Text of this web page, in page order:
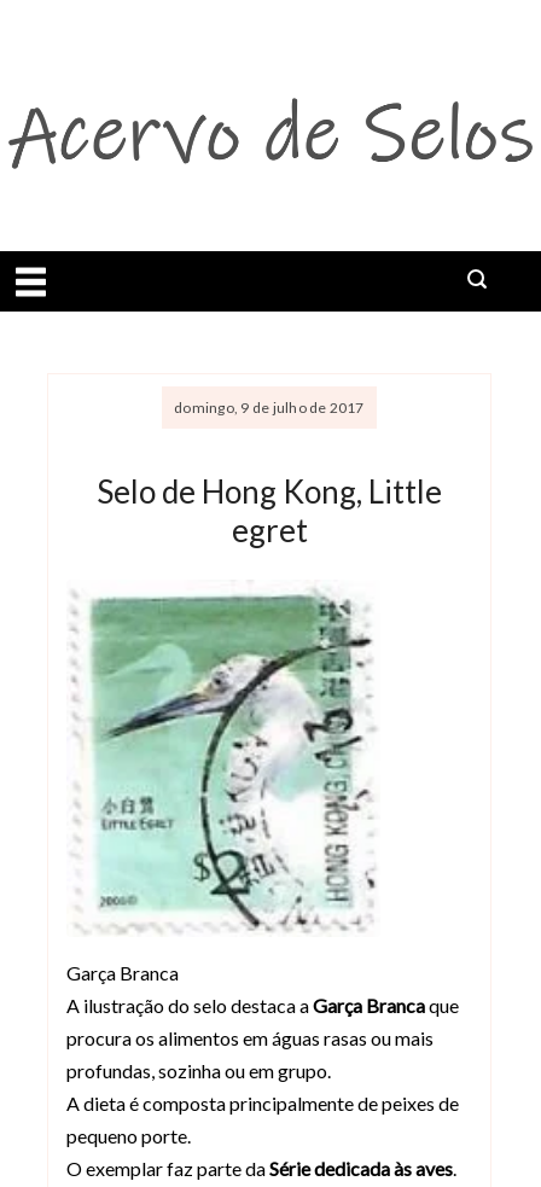
Abrir menu
domingo, 9 de julho de 2017
Selo de Hong Kong, Little
egret
Garça Branca
A ilustração do selo destaca aGarça Brancaque
procura os alimentos em águas rasas ou mais
profundas, sozinha ou em grupo.
A dieta é composta principalmente de peixes de
pequeno porte.
O exemplar faz parte daSérie dedicada às aves